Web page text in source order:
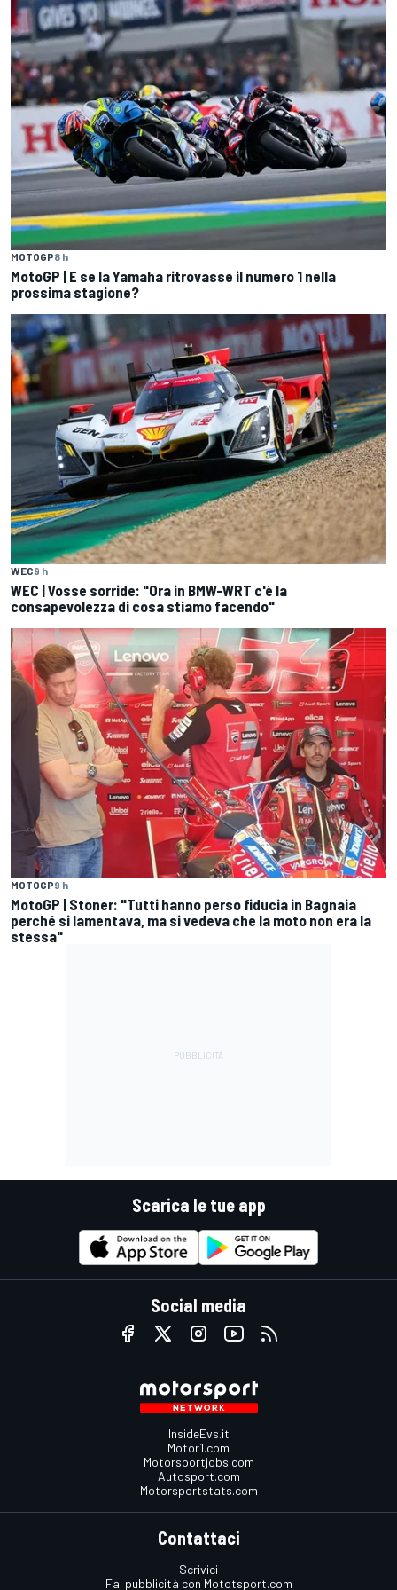
MOTOGP8 h
MotoGP | E se la Yamaha ritrovasse il numero 1 nella
prossima stagione?
WEC9 h
WEC | Vosse sorride: "Ora in BMW-WRT c'è la
consapevolezza di cosa stiamo facendo"
MOTOGP9 h
MotoGP | Stoner: "Tutti hanno perso fiducia in Bagnaia
perché si lamentava, ma si vedeva che la moto non era la
stessa"
Scarica le tue app
Social media
InsideEvs.it
Motor1.com
Motorsportjobs.com
Autosport.com
Motorsportstats.com
Contattaci
Scrivici
Fai pubblicità con Mototsport.com